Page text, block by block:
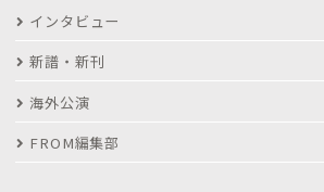
インタビュー
新譜・新刊
海外公演
FROM編集部